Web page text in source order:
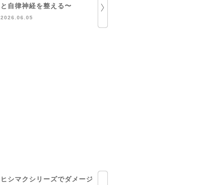
と自律神経を整える〜
2026.06.05
ヒシマクシリーズでダメージ